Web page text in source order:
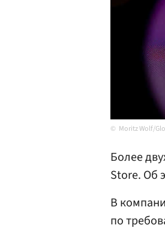
Moritz Wolf/
Более
Store. Об
В
по